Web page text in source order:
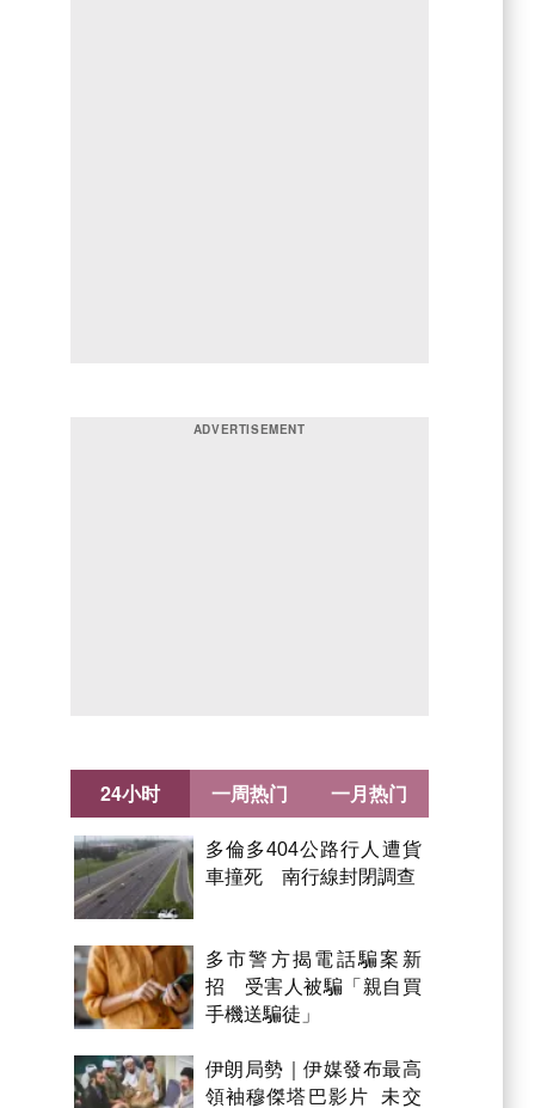
24小时
多倫多404公路行人遭貨
車撞死 南行線封閉調查
多市警方揭電話騙案新
招 受害人被騙「親自買
手機送騙徒」
伊朗局勢｜伊媒發布最高
領袖穆傑塔巴影片 未交
一周热门 一月热门